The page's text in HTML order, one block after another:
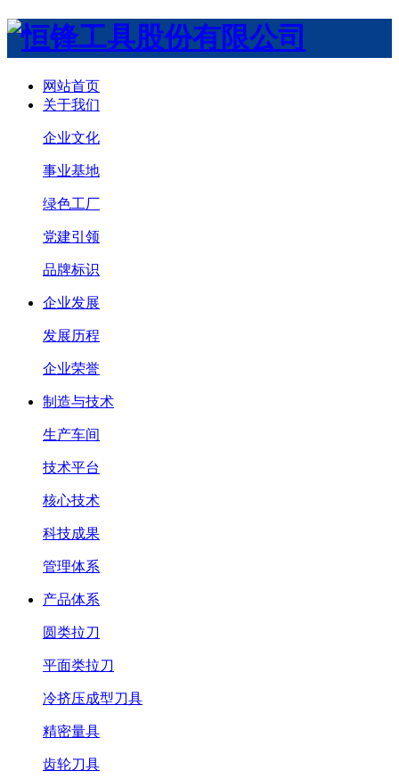
网站首页
关于我们
企业文化
事业基地
绿色工厂
党建引领
品牌标识
企业发展
发展历程
企业荣誉
制造与技术
生产车间
技术平台
核心技术
科技成果
管理体系
产品体系
圆类拉刀
平面类拉刀
冷挤压成型刀具
精密量具
齿轮刀具